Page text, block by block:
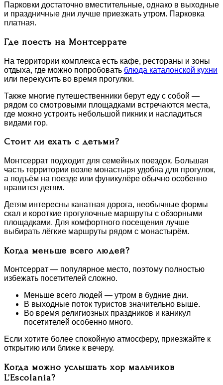
Парковки достаточно вместительные, однако в выходные
и праздничные дни лучше приезжать утром. Парковка
платная.
Где поесть на Монтсеррате
На территории комплекса есть кафе, рестораны и зоны
отдыха, где можно попробовать блюда каталонской кухни
или перекусить во время прогулки.
Также многие путешественники берут еду с собой —
рядом со смотровыми площадками встречаются места,
где можно устроить небольшой пикник и насладиться
видами гор.
Стоит ли ехать с детьми?
Монтсеррат подходит для семейных поездок. Большая
часть территории возле монастыря удобна для прогулок,
а подъём на поезде или фуникулёре обычно особенно
нравится детям.
Детям интересны канатная дорога, необычные формы
скал и короткие прогулочные маршруты с обзорными
площадками. Для комфортного посещения лучше
выбирать лёгкие маршруты рядом с монастырём.
Когда меньше всего людей?
Монтсеррат — популярное место, поэтому полностью
избежать посетителей сложно.
Меньше всего людей — утром в будние дни.
В выходные поток туристов значительно выше.
Во время религиозных праздников и каникул
посетителей особенно много.
Если хотите более спокойную атмосферу, приезжайте к
открытию или ближе к вечеру.
Когда можно услышать хор мальчиков
L’Escolania?